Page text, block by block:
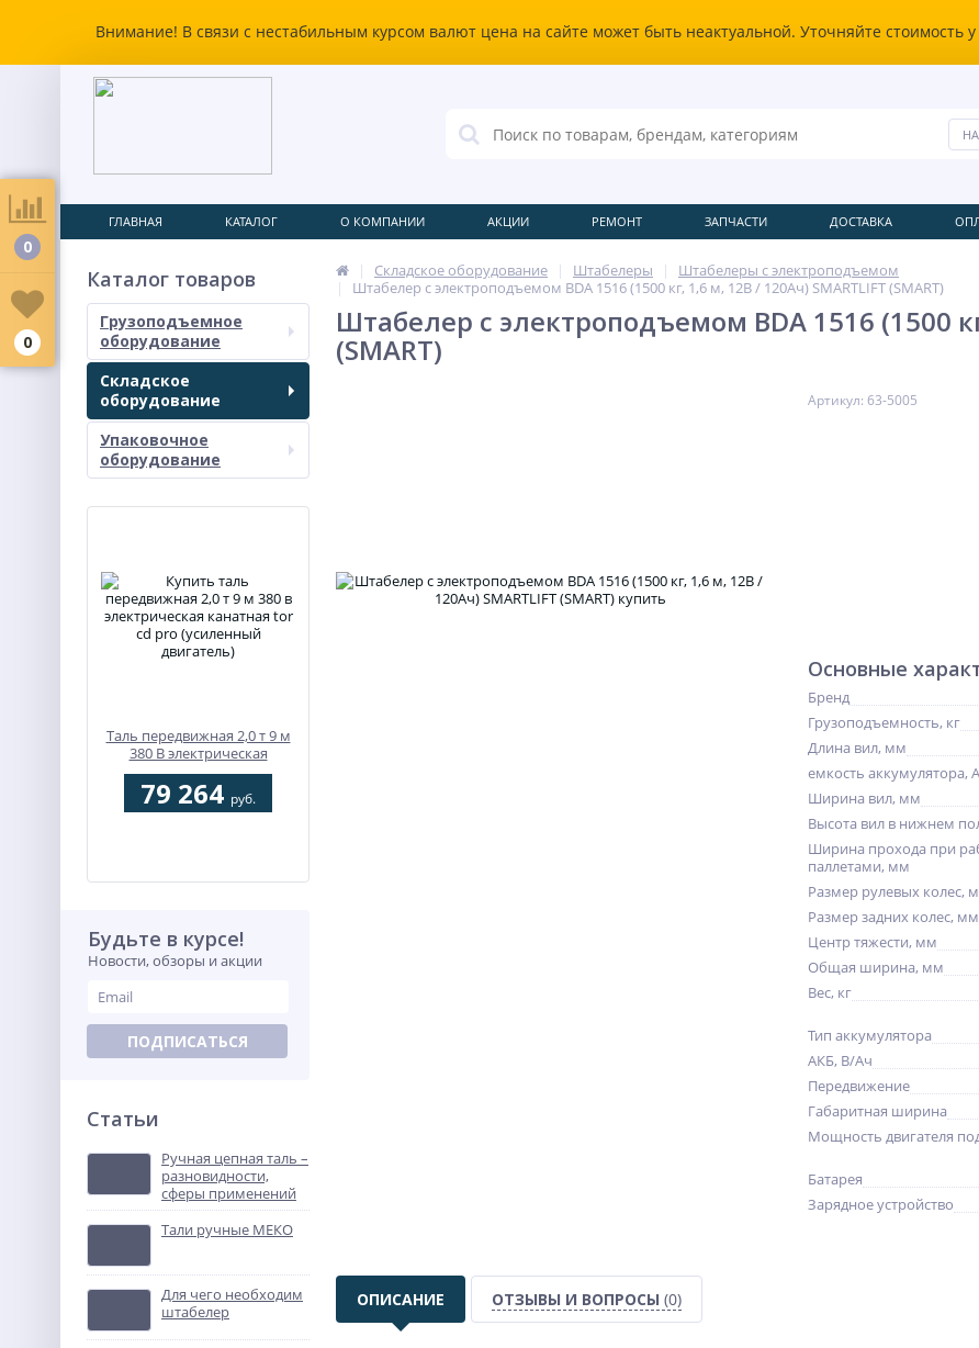
Внимание! В связи с нестабильным курсом валют цена на сайте может быть неактуальной. Уточняйте стоимость
ГЛАВНАЯ КАТАЛОГ О КОМПАНИИ АКЦИИ РЕМОНТ ЗАПЧАСТИ ДОСТАВКА
Каталог товаров
Грузоподъемное
оборудование
Складское
оборудование
Упаковочное
оборудование
Таль передвижная 2,0 т 9 м
380 В электрическая
канатная TOR CD PRO
(усиленный двигатель)
79 264 руб.
Будьте в курсе!
Новости, обзоры и акции
ПОДПИСАТЬСЯ
Статьи
Ручная цепная таль –
разновидности,
сферы применений
Тали ручные МЕКО
Для чего необходим
штабелер
Складское оборудование Штабелеры
Штабелеры с электроподъемом
Штабелер с электроподъемом BDA 1516 (1500 кг, 1,6 м, 12В / 120Ач) SMARTLIFT (SMART)
Штабелер с электроподъемом BDA 1516 (1500
(SMART)
Артикул: 63-5005
Основные
Бренд
Грузоподъемность, кг
Длина вил, мм
емкость аккумулятора,
Ширина вил, мм
Высота вил в нижнем
Ширина прохода при
паллетами, мм
Размер рулевых колес,
Размер задних колес, мм
Центр тяжести, мм
Общая ширина, мм
Вес, кг
Тип аккумулятора
АКБ, В/Ач
Передвижение
Габаритная ширина
Мощность двигателя
Батарея
Зарядное устройство
ОПИСАНИЕ ОТЗЫВЫ И ВОПРОСЫ (0)
0
0